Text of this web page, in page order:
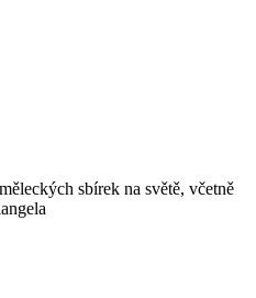
sbírek na světě, včetně